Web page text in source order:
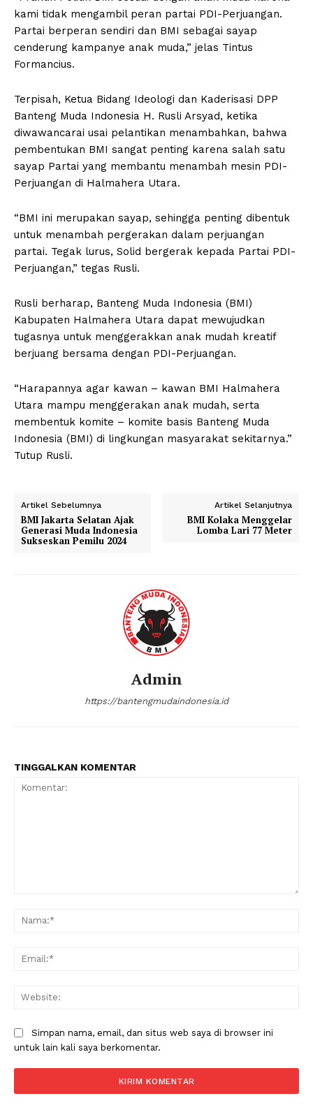
kami tidak mengambil peran partai PDI-Perjuangan.
Partai berperan sendiri dan BMI sebagai sayap
cenderung kampanye anak muda,” jelas Tintus
Formancius.
Terpisah, Ketua Bidang Ideologi dan Kaderisasi DPP
Banteng Muda Indonesia H. Rusli Arsyad, ketika
diwawancarai usai pelantikan menambahkan, bahwa
pembentukan BMI sangat penting karena salah satu
sayap Partai yang membantu menambah mesin PDI-
Perjuangan di Halmahera Utara.
“BMI ini merupakan sayap, sehingga penting dibentuk
untuk menambah pergerakan dalam perjuangan
partai. Tegak lurus, Solid bergerak kepada Partai PDI-
Perjuangan,” tegas Rusli.
Rusli berharap, Banteng Muda Indonesia (BMI)
Kabupaten Halmahera Utara dapat mewujudkan
tugasnya untuk menggerakkan anak mudah kreatif
berjuang bersama dengan PDI-Perjuangan.
“Harapannya agar kawan – kawan BMI Halmahera
Utara mampu menggerakan anak mudah, serta
membentuk komite – komite basis Banteng Muda
Indonesia (BMI) di lingkungan masyarakat sekitarnya.”
Tutup Rusli.
Artikel Sebelumnya
BMI Jakarta Selatan Ajak
Generasi Muda Indonesia
Sukseskan Pemilu 2024
Artikel Selanjutnya
BMI Kolaka Menggelar
Lomba Lari 77 Meter
Admin
https://bantengmudaindonesia.id
TINGGALKAN KOMENTAR
Simpan nama, email, dan situs web saya di browser ini
untuk lain kali saya berkomentar.